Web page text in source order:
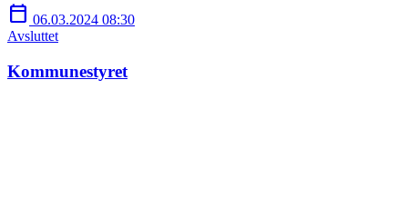
calendar_today 06.03.2024 08:30
Avsluttet
Kommunestyret